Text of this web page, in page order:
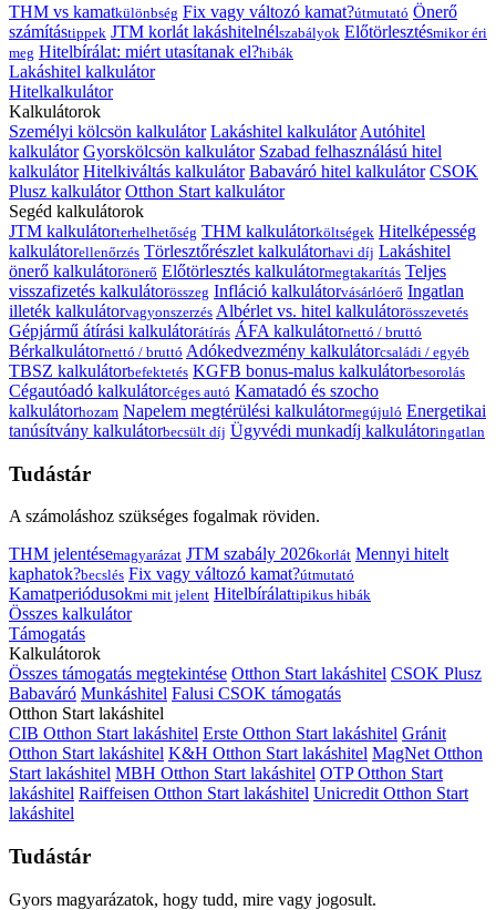
THM vs kamatkülönbség Fix vagy változó kamat?útmutató Önerő
számítástippek JTM korlát lakáshitelnélszabályok Előtörlesztésmikor éri
meg Hitelbírálat: miért utasítanak el?hibák
Lakáshitel kalkulátor
Hitelkalkulátor
Kalkulátorok
Személyi kölcsön kalkulátor Lakáshitel kalkulátor Autóhitel
kalkulátor Gyorskölcsön kalkulátor Szabad felhasználású hitel
kalkulátor Hitelkiváltás kalkulátor Babaváró hitel kalkulátor CSOK
Plusz kalkulátor Otthon Start kalkulátor
Segéd kalkulátorok
JTM kalkulátorterhelhetőség THM kalkulátorköltségek Hitelképesség
kalkulátorellenőrzés Törlesztőrészlet kalkulátorhavi díj Lakáshitel
önerő kalkulátorönerő Előtörlesztés kalkulátormegtakarítás Teljes
visszafizetés kalkulátorösszeg Infláció kalkulátorvásárlóerő Ingatlan
illeték kalkulátorvagyonszerzés Albérlet vs. hitel kalkulátorösszevetés
Gépjármű átírási kalkulátorátírás ÁFA kalkulátornettó / bruttó
Bérkalkulátornettó / bruttó Adókedvezmény kalkulátorcsaládi / egyéb
TBSZ kalkulátorbefektetés KGFB bonus-malus kalkulátorbesorolás
Cégautóadó kalkulátorcéges autó Kamatadó és szocho
kalkulátorhozam Napelem megtérülési kalkulátormegújuló Energetikai
tanúsítvány kalkulátorbecsült díj Ügyvédi munkadíj kalkulátoringatlan
Tudástár
A számoláshoz szükséges fogalmak röviden.
THM jelentésemagyarázat JTM szabály 2026korlát Mennyi hitelt
kaphatok?becslés Fix vagy változó kamat?útmutató
Kamatperiódusokmi mit jelent Hitelbírálattipikus hibák
Összes kalkulátor
Támogatás
Kalkulátorok
Összes támogatás megtekintése Otthon Start lakáshitel CSOK Plusz
Babaváró Munkáshitel Falusi CSOK támogatás
Otthon Start lakáshitel
CIB Otthon Start lakáshitel Erste Otthon Start lakáshitel Gránit
Otthon Start lakáshitel K&H Otthon Start lakáshitel MagNet Otthon
Start lakáshitel MBH Otthon Start lakáshitel OTP Otthon Start
lakáshitel Raiffeisen Otthon Start lakáshitel Unicredit Otthon Start
lakáshitel
Tudástár
Gyors magyarázatok, hogy tudd, mire vagy jogosult.